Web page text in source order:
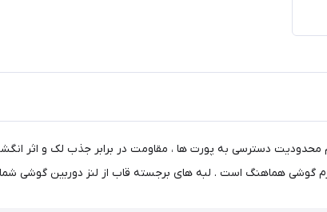
محدودیت دسترسی به پورت ها ، مقاومت در برابر جذب لک و اثر
گوشی هماهنگ است . لبه های برجسته قاب از لنز دوربین گوشی